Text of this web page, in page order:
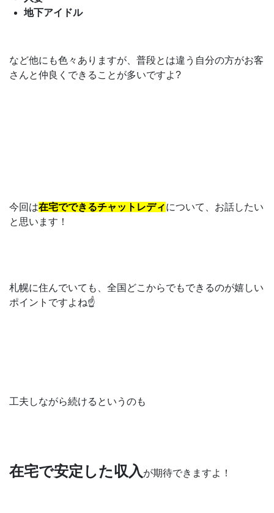
地下アイドル
など他にも色々ありますが、普段とは違う自分の方がお客
さんと仲良くできることが多いですよ?
今回は在宅でできるチャットレディについて、お話したい
と思います！
札幌に住んでいても、全国どこからでもできるのが嬉しい
ポイントですよね☝️
工夫しながら続けるというのも
在宅で安定した収入 が期待できますよ！